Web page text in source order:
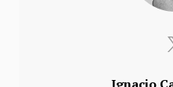
Ignacio